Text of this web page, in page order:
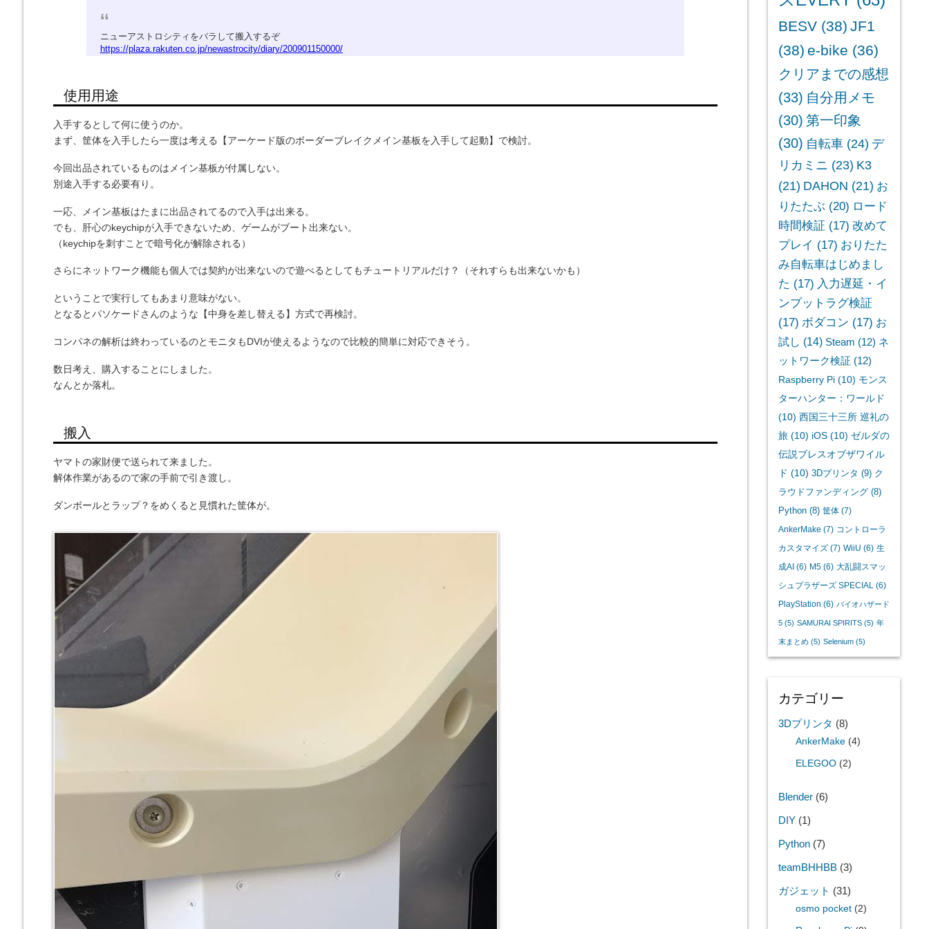
ニューアストロシティをバラして搬入するぞ
https://plaza.rakuten.co.jp/newastrocity/diary/200901150000/
使用用途
入手するとして何に使うのか。
まず、筐体を入手したら一度は考える【アーケード版のボーダーブレイクメイン基板を入手して起動】 で検討。
今回出品されているものはメイン基板が付属しない。
別途入手する必要有り。
一応、メイン基板はたまに出品されてるので入手は出来る。
でも、肝心のkeychipが入手できないため、 ゲームがブート出来ない。
（keychipを刺すことで暗号化が解除される）
さらにネットワーク機能も個人では契約が出来ないので遊べるとしてもチュートリアルだけ？（それすらも出来ないかも）
ということで実行してもあまり意味がない。
となるとパソケードさんのような【中身を差し替える】方式で再検討。
コンパネの解析は終わっているのとモニタもDVIが使えるようなので比較的簡単に対応できそう。
数日考え、購入することにしました。
なんとか落札。
搬入
ヤマトの家財便で送られて来ました。
解体作業があるので家の手前で引き渡し。
ダンボールとラップ？をめくると見慣れた筐体が。
BESV(38) JF1
(38) e-bike (36)
クリアまでの感想
(33) 自分用メモ
(30) 第一印象
(30) 自転車(24) デ
リカミニ (23) K3
(21) DAHON (21) お
りたたぶ (20) ロード
時間検証 (17) 改めて
プレイ (17) おりたた
み自転車はじめまし
た (17) 入力遅延・イ
ンプットラグ検証
(17) ボダコン (17) お
試し (14) Steam (12) ネ
ットワーク検証 (12)
Raspberry Pi(10) モンス
ターハンター：ワールド
(10) 西国三十三所 巡礼の
旅(10) iOS(10) ゼルダの
伝説ブレスオブザワイル
ド (10) 3Dプリンタ (9) ク
ラウドファンディング(8)
Python(8) 筐体(7)
AnkerMake (7) コントローラ
カスタマイズ(7) WiiU (6) 生
成AI (6) M5(6) 大乱闘スマッ
シュブラザーズ SPECIAL (6)
PlayStation (6) バイオハザード
5(5) SAMURAI SPIRITS(5) 年
末まとめ(5) Selenium(5)
カテゴリー
3Dプリンタ (8)
AnkerMake(4)
ELEGOO(2)
Blender(6)
DIY(1)
Python(7)
teamBHHBB(3)
ガジェット (31)
osmo pocket(2)